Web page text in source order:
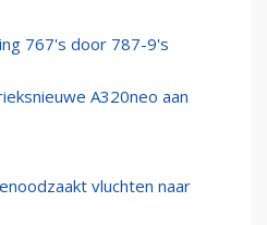
767's door 787-9's
A320neo aan
vluchten naar